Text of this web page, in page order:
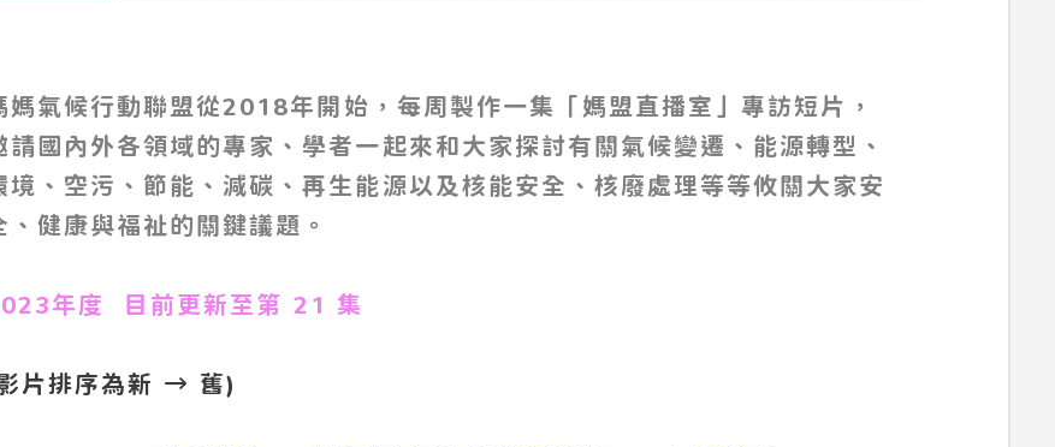
媽氣候行動聯盟從2018年開始，每周製作一集「媽盟直播室」專訪短片，
請國內外各領域的專家、學者一起來和大家探討有關氣候變遷、能源轉型、
境、空污、節能、減碳、再生能源以及核能安全、核廢處理等等攸關大家安
、健康與福祉的關鍵議題。
年度 目前更新至第 21 集
片排序為新 → 舊)